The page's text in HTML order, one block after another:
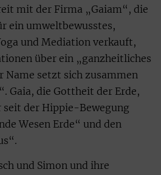
mit der Firma „Gaiam“, die
ein umweltbewusstes,
und Mediation verkauft,
über ein „ganzheitliches
Name setzt sich zusammen
Gaia, die Gottheit der Erde,
der Hippie-Bewegung
Wesen Erde“ und den
und Simon und ihre